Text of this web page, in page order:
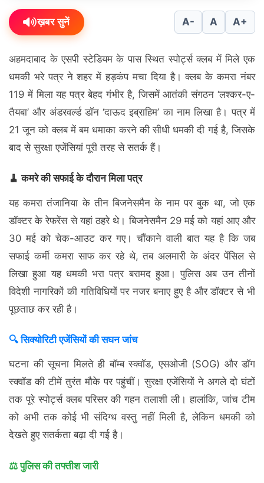
ख़बर सुनें A- A A+
अहमदाबाद के एसपी स्टेडियम के पास स्थित स्पोर्ट्स क्लब में मिले एक
धमकी भरे पत्र ने शहर में हड़कंप मचा दिया है। क्लब के कमरा नंबर
119 में मिला यह पत्र बेहद गंभीर है, जिसमें आतंकी संगठन ‘लश्कर-ए-
तैयबा’ और अंडरवर्ल्ड डॉन ‘दाऊद इब्राहिम’ का नाम लिखा है। पत्र में
21 जून को क्लब में बम धमाका करने की सीधी धमकी दी गई है, जिसके
बाद से सुरक्षा एजेंसियां पूरी तरह से सतर्क हैं।
🧹 कमरे की सफाई के दौरान मिला पत्र
यह कमरा तंजानिया के तीन बिजनेसमैन के नाम पर बुक था, जो एक
डॉक्टर के रेफरेंस से यहां ठहरे थे। बिजनेसमैन 29 मई को यहां आए और
30 मई को चेक-आउट कर गए। चौंकाने वाली बात यह है कि जब
सफाई कर्मी कमरा साफ कर रहे थे, तब अलमारी के अंदर पेंसिल से
लिखा हुआ यह धमकी भरा पत्र बरामद हुआ। पुलिस अब उन तीनों
विदेशी नागरिकों की गतिविधियों पर नजर बनाए हुए है और डॉक्टर से भी
पूछताछ कर रही है।
🔍 सिक्योरिटी एजेंसियों की सघन जांच
घटना की सूचना मिलते ही बॉम्ब स्क्वॉड, एसओजी (SOG) और डॉग
स्क्वॉड की टीमें तुरंत मौके पर पहुंचीं। सुरक्षा एजेंसियों ने अगले दो घंटों
तक पूरे स्पोर्ट्स क्लब परिसर की गहन तलाशी ली। हालांकि, जांच टीम
को अभी तक कोई भी संदिग्ध वस्तु नहीं मिली है, लेकिन धमकी को
देखते हुए सतर्कता बढ़ा दी गई है।
⚖️ पुलिस की तफ्तीश जारी